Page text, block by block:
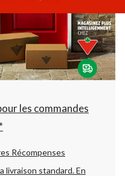
les commandes
Récompenses
livraison standard.En